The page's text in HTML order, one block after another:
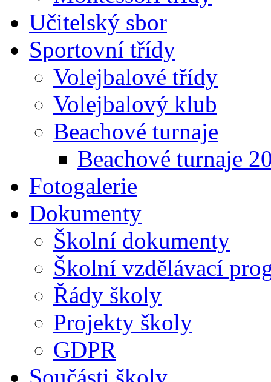
Učitelský sbor
Sportovní třídy
Volejbalové třídy
Volejbalový klub
Beachové turnaje
Beachové turnaje
Fotogalerie
Dokumenty
Školní dokumenty
Školní vzdělávací
Řády školy
Projekty školy
GDPR
Součásti školy